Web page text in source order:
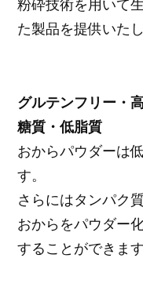
粉砕技術を用いて
た製品を提供いたし
グルテンフリー・
糖質・低脂質
おからパウダーは
す。
さらにはタンパク
おからをパウダー
することができます